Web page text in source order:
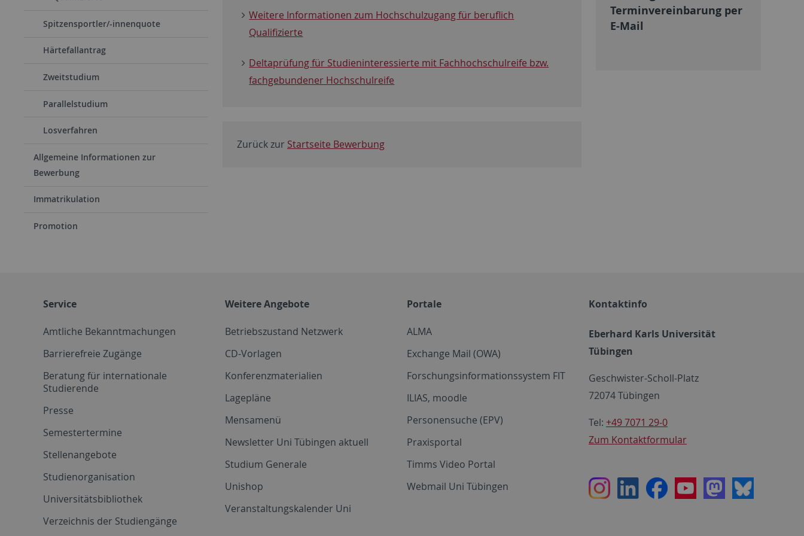
Spitzensportler/-innenquote
Härtefallantrag
Zweitstudium
Parallelstudium
Losverfahren
Allgemeine Informationen zur
Bewerbung
Immatrikulation
Promotion
Weitere Informationen zum Hochschulzugang für beruflich
Qualifizierte
Deltaprüfung für Studieninteressierte mit Fachhochschulreife bzw.
fachgebundener Hochschulreife
Zurück zur Startseite Bewerbung
Terminvereinbarung per
E-Mail
Service
Amtliche Bekanntmachungen
Barrierefreie Zugänge
Beratung für internationale
Studierende
Presse
Semestertermine
Stellenangebote
Studienorganisation
Universitätsbibliothek
Verzeichnis der Studiengänge
Weitere Angebote
Betriebszustand Netzwerk
CD-Vorlagen
Konferenzmaterialien
Lagepläne
Mensamenü
Newsletter Uni Tübingen aktuell
Studium Generale
Unishop
Veranstaltungskalender Uni
Portale
ALMA
Exchange Mail (OWA)
Forschungsinformationssystem FIT
ILIAS, moodle
Personensuche (EPV)
Praxisportal
Timms Video Portal
Webmail Uni Tübingen
Kontaktinfo
Eberhard Karls Universität
Tübingen
Geschwister-Scholl-Platz
72074 Tübingen
Tel: +49 7071 29-0
Zum Kontaktformular
InstagramLinkedInFacebookYoutubeMastodon
Bluesky